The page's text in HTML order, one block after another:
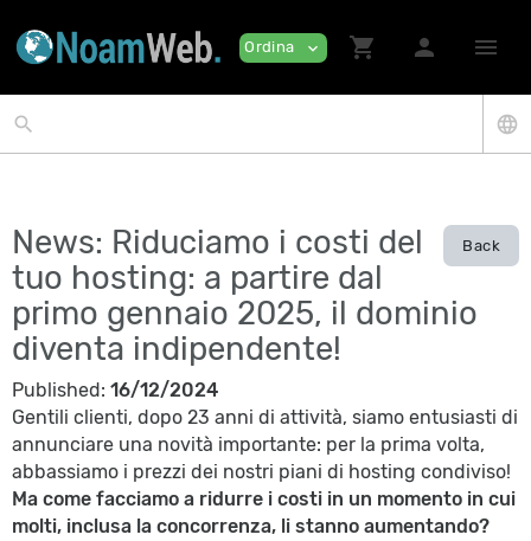
Ordina expand_more shopping_cart person menu
search language
Back
News: Riduciamo i costi del
tuo hosting: a partire dal
primo gennaio 2025, il dominio
diventa indipendente!
Published: 16/12/2024
Gentili clienti, dopo 23 anni di attività, siamo entusiasti di
annunciare una novità importante: per la prima volta,
abbassiamo i prezzi dei nostri piani di hosting condiviso!
Ma come facciamo a ridurre i costi in un momento in cui
molti, inclusa la concorrenza, li stanno aumentando?